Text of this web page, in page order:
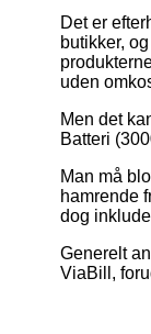
Det er
butikker,
uden
Men det
Batteri
Man må
hamrende
dog
Generelt
ViaBill,